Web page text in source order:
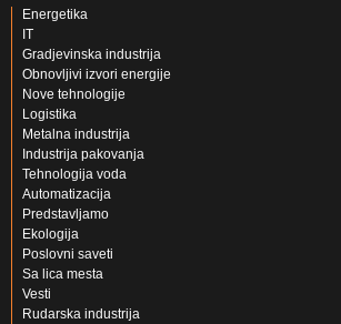
Energetika
IT
Gradjevinska industrija
Obnovljivi izvori energije
Nove tehnologije
Logistika
Metalna industrija
Industrija pakovanja
Tehnologija voda
Automatizacija
Predstavljamo
Ekologija
Poslovni saveti
Sa lica mesta
Vesti
Rudarska industrija